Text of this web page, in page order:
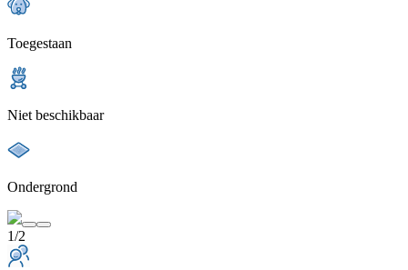
Toegestaan
Niet beschikbaar
Ondergrond
1/2